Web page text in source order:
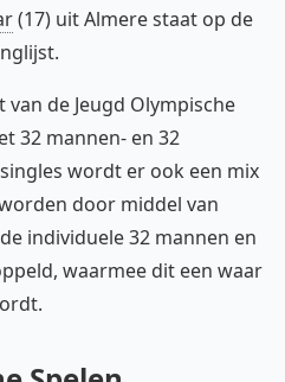
(17) uit Almere staat op de
de Jeugd Olympische
32 mannen- en 32
wordt er ook een mix
door middel van
individuele 32 mannen en
waarmee dit een waar